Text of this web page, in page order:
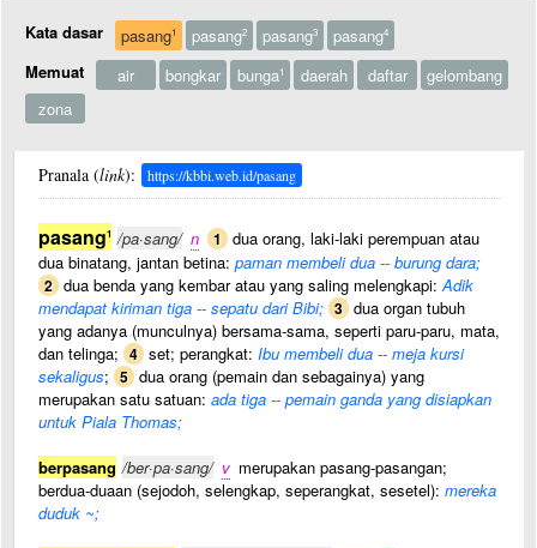
Kata dasar pasang1 pasang2 pasang3 pasang4
Memuat air bongkar bunga1 daerah daftar
gelombang
zona
Pranala (link): https://kbbi.web.id/pasang
pasang1 /pa·sang/ n 1 dua orang, laki-laki perempuan atau
dua binatang, jantan betina: paman membeli dua -- burung dara;
2 dua benda yang kembar atau yang saling melengkapi:Adik
mendapat kiriman tiga -- sepatu dari Bibi; 3 dua organ tubuh
yang adanya (munculnya) bersama-sama, seperti paru-paru, mata,
dan telinga; 4 set; perangkat: Ibu membeli dua -- meja kursi
sekaligus; 5 dua orang (pemain dan sebagainya) yang
merupakan satu satuan: ada tiga -- pemain ganda yang disiapkan
untuk Piala Thomas;
berpasang /ber·pa·sang/ v merupakan pasang-pasangan;
berdua-duaan (sejodoh, selengkap, seperangkat, sesetel): mereka
duduk ~;